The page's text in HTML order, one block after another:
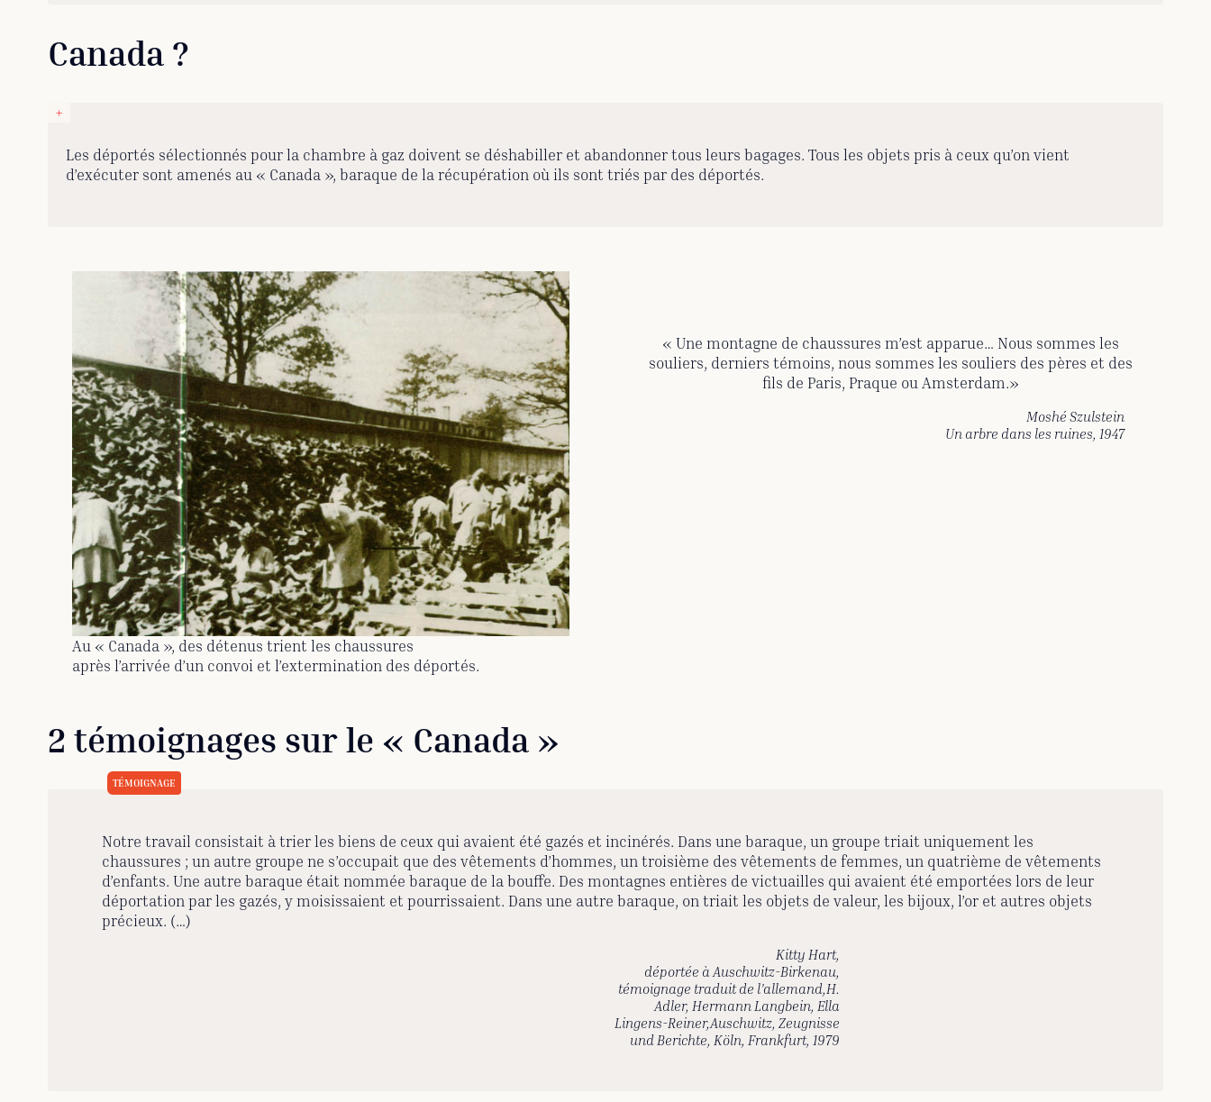
Canada ?
Les déportés sélectionnés pour la chambre à gaz doivent se déshabiller et abandonner tous leurs bagages. Tous les objets pris à ceux qu’on vient
d’exécuter sont amenés au « Canada », baraque de la récupération où ils sont triés par des déportés.
Au « Canada », des détenus trient les chaussures
après l’arrivée d’un convoi et l’extermination des déportés.
« Une montagne de chaussures m’est apparue… Nous sommes les
souliers, derniers témoins, nous sommes les souliers des pères et des
fils de Paris, Praque ou Amsterdam.»
Moshé Szulstein
Un arbre dans les ruines, 1947
2 témoignages sur le « Canada »
Notre travail consistait à trier les biens de ceux qui avaient été gazés et incinérés. Dans une baraque, un groupe triait uniquement les
chaussures ; un autre groupe ne s’occupait que des vêtements d’hommes, un troisième des vêtements de femmes, un quatrième de vêtements
d’enfants. Une autre baraque était nommée baraque de la bouffe. Des montagnes entières de victuailles qui avaient été emportées lors de leur
déportation par les gazés, y moisissaient et pourrissaient. Dans une autre baraque, on triait les objets de valeur, les bijoux, l’or et autres objets
précieux. (…)
Kitty Hart,
déportée à Auschwitz-Birkenau,
témoignage traduit de l’allemand,H.
Adler, Hermann Langbein, Ella
Lingens-Reiner,Auschwitz, Zeugnisse
und Berichte, Köln, Frankfurt, 1979